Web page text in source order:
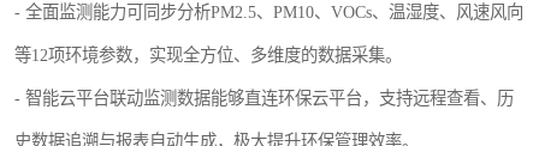
- 全面监测能力可同步分析PM2.5、PM10、VOCs、温湿度、风速风向
等12项环境参数，实现全方位、多维度的数据采集。
- 智能云平台联动监测数据能够直连环保云平台，支持远程查看、历
史数据追溯与报表自动生成，极大提升环保管理效率。